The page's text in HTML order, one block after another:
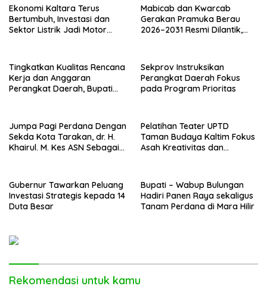
Ekonomi Kaltara Terus
Bertumbuh, Investasi dan
Sektor Listrik Jadi Motor
Mabicab dan Kwarcab
Gerakan Pramuka Berau
2026–2031 Resmi Dilantik,
Tingkatkan Kualitas Rencana
Kerja dan Anggaran
Perangkat Daerah, Bupati
Sekprov Instruksikan
Perangkat Daerah Fokus
pada Program Prioritas
Jumpa Pagi Perdana Dengan
Sekda Kota Tarakan, dr. H.
Khairul. M. Kes ASN Sebagai
Pelatihan Teater UPTD
Taman Budaya Kaltim Fokus
Asah Kreativitas dan
Gubernur Tawarkan Peluang
Investasi Strategis kepada 14
Duta Besar
Bupati – Wabup Bulungan
Hadiri Panen Raya sekaligus
Tanam Perdana di Mara Hilir
Rekomendasi untuk kamu